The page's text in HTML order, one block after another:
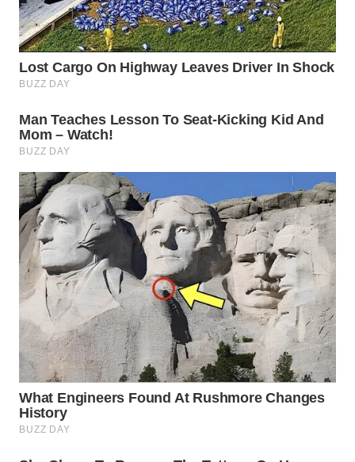
WN
INDRAMAYU
WN
WN
WN
SUBANG
WN
SUKABUMI
WN
PURWAKARTA
WN
PRIANGAN
TIMUR